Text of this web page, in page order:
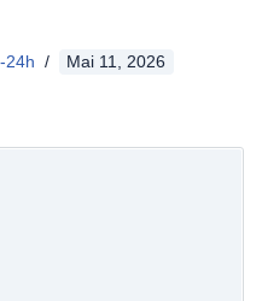
24h Mai 11, 2026